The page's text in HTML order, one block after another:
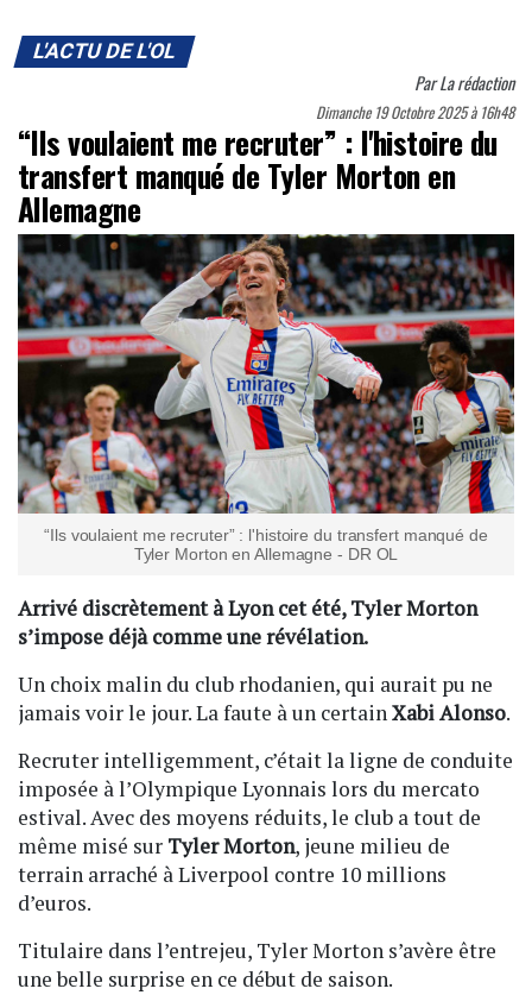
L'ACTU DE L'OL
ParLa rédaction
Dimanche 19 Octobre 2025 à 16h48
“Ils voulaient me recruter” : l'histoire du
transfert manqué de Tyler Morton en
Allemagne
“Ils voulaient me recruter” : l'histoire du transfert manqué de
Tyler Morton en Allemagne - DR OL
Arrivé discrètement à Lyon cet été, Tyler Morton
s’impose déjà comme une révélation.
Un choix malin du club rhodanien, qui aurait pu ne
jamais voir le jour. La faute à un certainXabi Alonso.
Recruter intelligemment, c’était la ligne de conduite
imposée à l’Olympique Lyonnais lors du mercato
estival. Avec des moyens réduits, le club a tout de
même misé sur Tyler Morton, jeune milieu de
terrain arraché à Liverpool contre 10 millions
d’euros.
Titulaire dans l’entrejeu, Tyler Morton s’avère être
une belle surprise en ce début de saison.